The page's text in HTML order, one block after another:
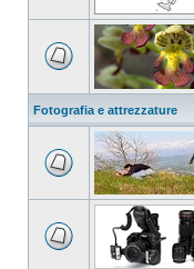
Fotografia e attrezzature